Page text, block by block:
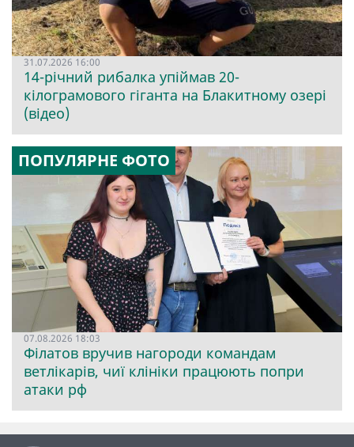
31.07.2026 16:00
14-річний рибалка упіймав 20-
кілограмового гіганта на Блакитному озері
(відео)
ПОПУЛЯРНЕ ФОТО
07.08.2026 18:03
Філатов вручив нагороди командам
ветлікарів, чиї клініки працюють попри
атаки рф